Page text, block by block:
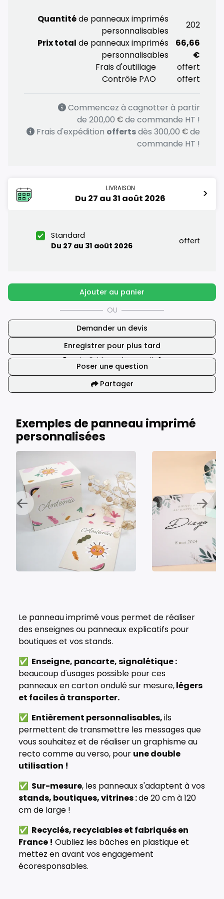
cagnottedès 1834 pièces.
Frais d’expéditionofferts dès 2854 pièces.
Accompagnement graphiqueoffert dès 3670
Quantitéde panneaux imprimés
personnalisables
202
Prix total de panneaux imprimés
personnalisables
66,66
€
Frais d'outillage
offert
Contrôle PAO
offert
Commencez à cagnotter à partir
de 200,00
de commande HT !
Frais d'expédition offertsdès 300,00
de
commande HT !
LIVRAISON
Du 27 au 31 août 2026 >
Standard
Du 27 au 31 août 2026
offert
Ajouter au panier
OU
Demander un devis
Enregistrer pour plus tard
Besoin d’aide ou de conseils ?
Poser une question
Partager
Exemples de panneau imprimé
personnalisées
Le panneau imprimé vous permet de réaliser
des enseignes ou panneaux explicatifs pour
boutiques et vos stands.
✅ Enseigne, pancarte, signalétique :
beaucoup d'usages possible pour ces
panneaux en carton ondulé sur mesure,légers
et faciles à transporter.
✅ Entièrement personnalisables,ils
permettent de transmettre les messages que
vous souhaitez et de réaliser un graphisme au
recto comme au verso, pour une double
utilisation !
✅ Sur-mesure, les panneaux s'adaptent à vos
stands, boutiques, vitrines :de 20 cm à 120
cm de large !
✅ Recyclés, recyclables et fabriqués en
France ! Oubliez les bâches en plastique et
mettez en avant vos engagement
écoresponsables.